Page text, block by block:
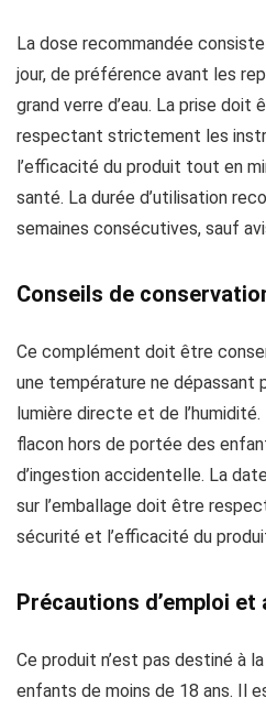
La dose recommandée
jour, de préférence avant les
grand verre d’eau. La prise
respectant strictement les
l’efficacité du produit tout en
santé. La durée d’utilisation
semaines consécutives, sauf
Conseils de
Ce complément doit être
une température ne dépassant
lumière directe et de
flacon hors de portée des
d’ingestion accidentelle. La
sur l’emballage doit être
sécurité et l’efficacité du
Précautions d’emploi
Ce produit n’est pas destiné à
enfants de moins de 18 ans. Il